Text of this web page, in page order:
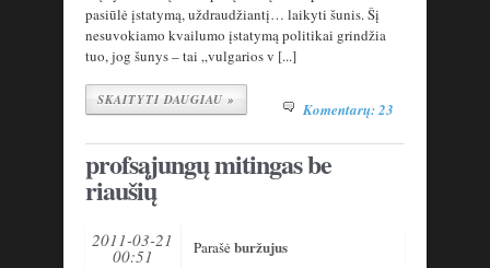
pasiūlė įstatymą, uždraudžiantį… laikyti šunis. Šį
nesuvokiamo kvailumo įstatymą politikai grindžia
tuo, jog šunys – tai „vulgarios v [...]
SKAITYTI DAUGIAU » Komentarų: 23
profsąjungų mitingas be
riaušių
2011-03-21
00:51 Parašėburžujus